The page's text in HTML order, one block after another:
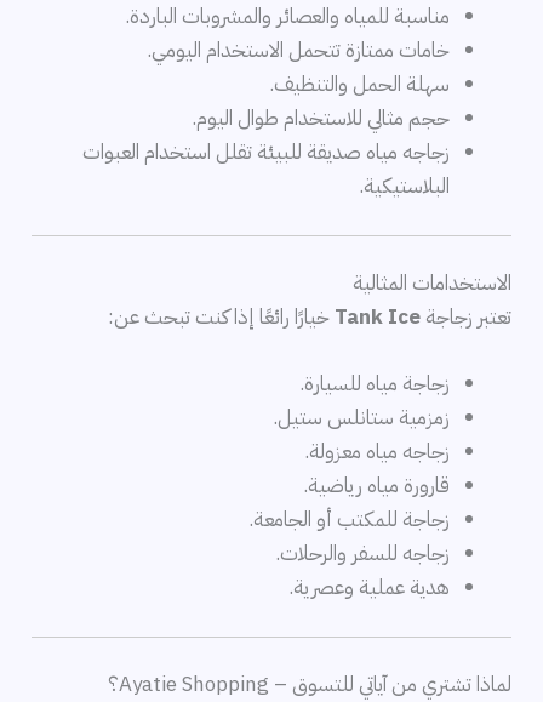
مناسبة للمياه والعصائر والمشروبات الباردة.
خامات ممتازة تتحمل الاستخدام اليومي.
سهلة الحمل والتنظيف.
حجم مثالي للاستخدام طوال اليوم.
زجاجه مياه صديقة للبيئة تقلل استخدام العبوات
البلاستيكية.
الاستخدامات المثالية
تعتبر زجاجةTank Ice خيارًا رائعًا إذا كنت تبحث عن:
زجاجة مياه للسيارة.
زمزمية ستانلس ستيل.
زجاجه مياه معزولة.
قارورة مياه رياضية.
زجاجة للمكتب أو الجامعة.
زجاجه للسفر والرحلات.
هدية عملية وعصرية.
لماذا تشتري من آياتي للتسوق – Ayatie Shopping؟